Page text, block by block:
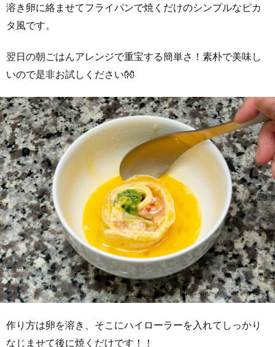
溶き卵に絡ませてフライパンで焼くだけのシンプルなピカ
タ風です。
翌日の朝ごはんアレンジで重宝する簡単さ！素朴で美味し
いので是非お試しください👐
作り方は卵を溶き、そこにハイローラーを入れてしっかり
なじませて後に焼くだけです！！